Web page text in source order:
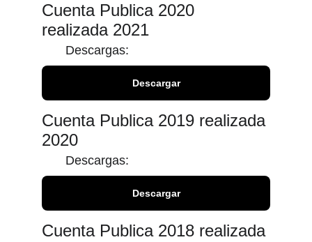
Cuenta Publica 2020
realizada 2021
Descargas:
Descargar
Cuenta Publica 2019 realizada
2020
Descargas:
Descargar
Cuenta Publica 2018 realizada